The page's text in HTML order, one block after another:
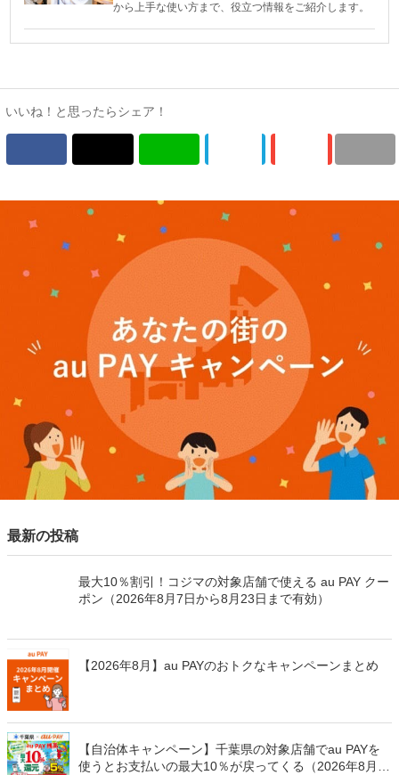
から上手な使い方まで、役立つ情報をご紹介します。
いいね！と思ったらシェア！
最新の投稿
最大10％割引！コジマの対象店舗で使える au PAY クー
ポン（2026年8月7日から8月23日まで有効）
【2026年8月】au PAYのおトクなキャンペーンまとめ
【自治体キャンペーン】千葉県の対象店舗でau PAYを
使うとお支払いの最大10％が戻ってくる（2026年8月7